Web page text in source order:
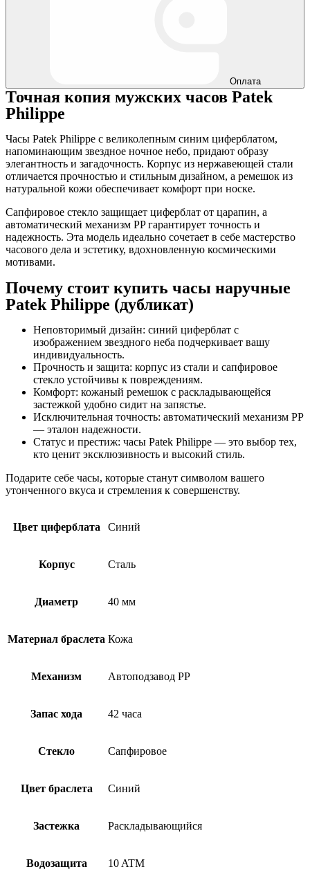
Оплата
Точная копия мужских часов Patek
Philippe
Часы Patek Philippe с великолепным синим циферблатом,
напоминающим звездное ночное небо, придают образу
элегантность и загадочность. Корпус из нержавеющей стали
отличается прочностью и стильным дизайном, а ремешок из
натуральной кожи обеспечивает комфорт при носке.
Сапфировое стекло защищает циферблат от царапин, а
автоматический механизм PP гарантирует точность и
надежность. Эта модель идеально сочетает в себе мастерство
часового дела и эстетику, вдохновленную космическими
мотивами.
Почему стоит купить часы наручные
Patek Philippe (дубликат)
Неповторимый дизайн: синий циферблат с
изображением звездного неба подчеркивает вашу
индивидуальность.
Прочность и защита: корпус из стали и сапфировое
стекло устойчивы к повреждениям.
Комфорт: кожаный ремешок с раскладывающейся
застежкой удобно сидит на запястье.
Исключительная точность: автоматический механизм PP
— эталон надежности.
Статус и престиж: часы Patek Philippe — это выбор тех,
кто ценит эксклюзивность и высокий стиль.
Подарите себе часы, которые станут символом вашего
утонченного вкуса и стремления к совершенству.
Цвет циферблата Синий
Корпус Сталь
Диаметр 40 мм
Материал браслета Кожа
Механизм Автоподзавод PP
Запас хода 42 часа
Стекло Сапфировое
Цвет браслета Синий
Застежка Раскладывающийся
Водозащита 10 ATM